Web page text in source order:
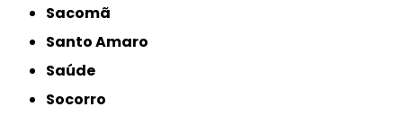
Sacomã
Santo Amaro
Saúde
Socorro